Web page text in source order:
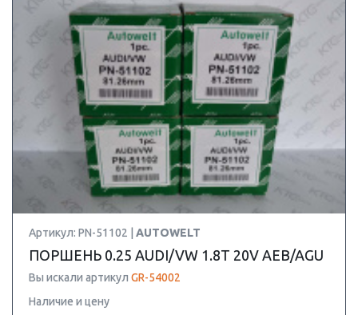
Артикул: PN-51102 | AUTOWELT
ПОРШЕНЬ 0.25 AUDI/VW 1.8T 20V AEB/AGU
Вы искали артикул GR-54002
Наличие и цену